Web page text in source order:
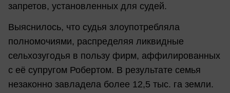
запретов, установленных для судей.
Выяснилось, что судья злоупотребляла
полномочиями, распределяя ликвидные
сельхозугодья в пользу фирм, аффилированных
с её супругом Робертом. В результате семья
незаконно завладела более 12,5 тыс. га земли.